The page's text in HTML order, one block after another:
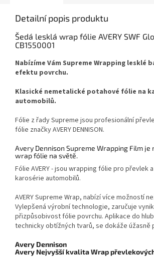
Detailní popis produktu
Šedá lesklá wrap fólie AVERY SWF
CB1550001
Nabízíme Vám Supreme Wrapping lesklé
efektu povrchu.
Klasické nemetalické potahové fólie na
automobilů.
Fólie z řady Supreme jsou profesionální
fólie značky AVERY DENNISON.
Avery Dennison Supreme Wrapping Film je
wrap fólie na světě.
Fólie AVERY - jsou wrapping fólie pro převlek
karosérie automobilů.
AVERY Supreme Wrap, nabízí více možností
Vylepšená výrobní technologie, zaručuje
přizpůsobivost fólie povrchu. Aplikace do
technicky obtížných tvarů, se dokáže úžasně
Avery Dennison
Avery Nejvyšší kvalita Wrap